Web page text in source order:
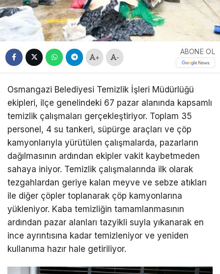
+ -
ABONE OL
Osmangazi Belediyesi Temizlik İşleri Müdürlüğü
ekipleri, ilçe genelindeki 67 pazar alanında kapsamlı
temizlik çalışmaları gerçekleştiriyor. Toplam 35
personel, 4 su tankeri, süpürge araçları ve çöp
kamyonlarıyla yürütülen çalışmalarda, pazarların
dağılmasının ardından ekipler vakit kaybetmeden
sahaya iniyor. Temizlik çalışmalarında ilk olarak
tezgahlardan geriye kalan meyve ve sebze atıkları
ile diğer çöpler toplanarak çöp kamyonlarına
yükleniyor. Kaba temizliğin tamamlanmasının
ardından pazar alanları tazyikli suyla yıkanarak en
ince ayrıntısına kadar temizleniyor ve yeniden
kullanıma hazır hale getiriliyor.